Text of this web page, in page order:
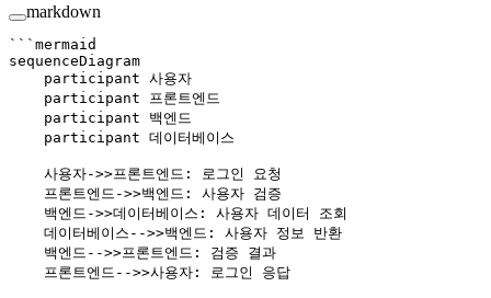
markdown
```mermaid
sequenceDiagram
    participant 사용자
    participant 프론트엔드
    participant 백엔드
    participant 데이터베이스
    사용자->>프론트엔드: 로그인 요청
    프론트엔드->>백엔드: 사용자 검증
    백엔드->>데이터베이스: 사용자 데이터 조회
    데이터베이스-->>백엔드: 사용자 정보 반환
    백엔드-->>프론트엔드: 검증 결과
    프론트엔드-->>사용자: 로그인 응답